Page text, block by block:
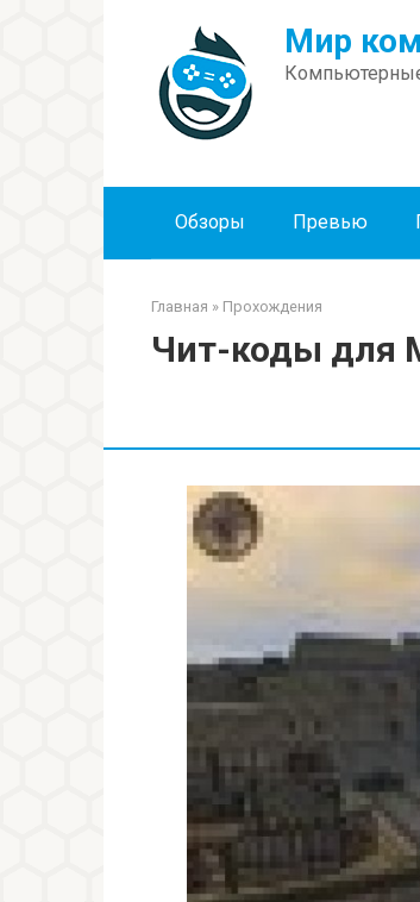
Мир
Обзоры Превью
Главная » Прохождения
Чит-коды для